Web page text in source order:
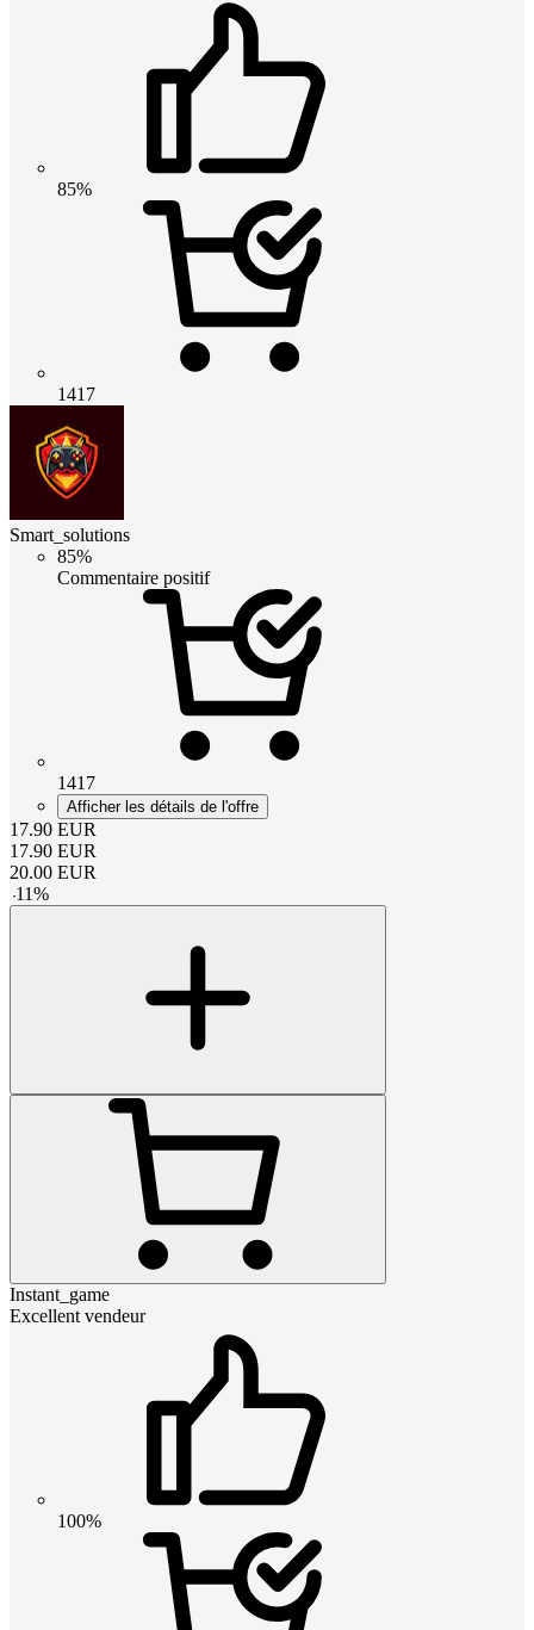
85%
1417
Smart_solutions
85%
Commentaire positif
1417
Afficher les détails de l'offre
17.90 EUR
17.90 EUR
20.00 EUR
-11%
Instant_game
Excellent vendeur
100%